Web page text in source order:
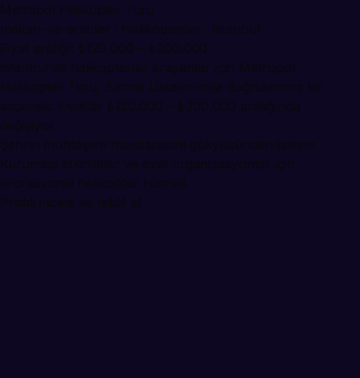
Metropol Helikopter Turu
mekan-ve-araclar · Helikopterler · İstanbul
Fiyat aralığı: ₺120.000 – ₺200.000
İstanbul'da helikopterler arayanlar için Metropol
Helikopter Turu, Sahne Ustaları'nda doğrulanmış bir
seçenek. Fiyatlar ₺120.000 – ₺200.000 aralığında
değişiyor.
Şehrin muhteşem manzarasını gökyüzünden izleyin.
Kurumsal etkinlikler ve özel organizasyonlar için
profesyonel helikopter hizmeti.
Profili incele ve teklif al